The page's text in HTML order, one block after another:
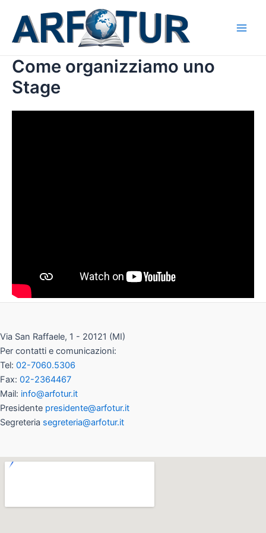
contenuto
Come organizziamo uno
Stage
Via San Raffaele, 1 - 20121 (MI)
Per contatti e comunicazioni:
Tel: 02-7060.5306
Fax: 02-2364467
Mail: info@arfotur.it
Presidente presidente@arfotur.it
Segreteria segreteria@arfotur.it